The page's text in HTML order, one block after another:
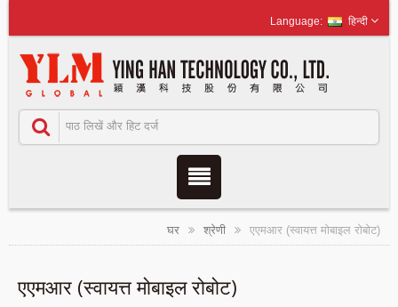
हिन्दी
घर श्रेणी एएमआर (स्वायत्त मोबाइल रोबोट)
एएमआर (स्वायत्त मोबाइल रोबोट)